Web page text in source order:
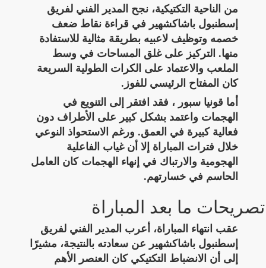
من الناحية التكتيكية، نجح المدير الفني لفريق
إسطنبول باشاكشهير في قراءة نقاط ضعف
خصمه وتوظيف لاعبيه بطريقة مثالية للاستفادة
منها. التركيز على غلق المساحات في وسط
الملعب والاعتماد على الكرات الطولية السريعة
كان المفتاح الرئيسي للفوز.
أما قونيا سبور ، فقد افتقر إلى التنويع في
الهجمات واعتمد بشكل كبير على الأطراف دون
فعالية كبيرة في العمق. ورغم الاستحواذ النوعي
خلال فترات المباراة إلا أن غياب الفاعلية
الهجومية والارتباك في إنهاء الهجمات كان العامل
الحاسم في خسارتهم.
تصريحات ما بعد المباراة
عقب انتهاء المباراة، أعرب المدير الفني لفريق
إسطنبول باشاكشهير عن سعادته بالنتيجة، مشيرًا
إلى أن الانضباط التكتيكي كان العنصر الأهم